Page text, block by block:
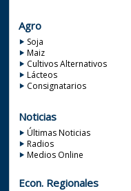
Agro
Soja
Maiz
Cultivos Alternativos
Lácteos
Consignatarios
Noticias
Últimas Noticias
Radios
Medios Online
Econ. Regionales